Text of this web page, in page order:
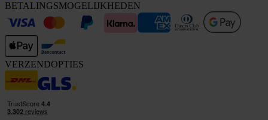
BETALINGSMOGELIJKHEDEN
VERZENDOPTIES